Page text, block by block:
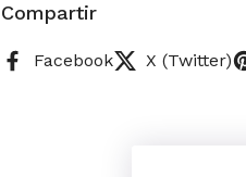
Compartir
Facebook X (Twitter)